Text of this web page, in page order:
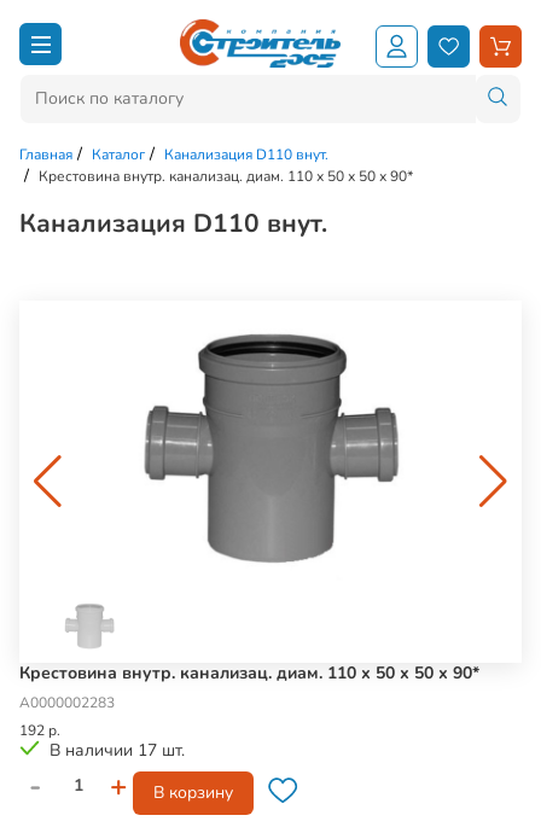
Главная Каталог
Канализация D110 внут.
Крестовина внутр. канализац. диам. 110 х 50 х 50 х 90*
Канализация D110 внут.
Крестовина внутр. канализац. диам. 110 х 50 х 50 х 90*
А0000002283
192 р.
В наличии 17 шт.
- + В корзину